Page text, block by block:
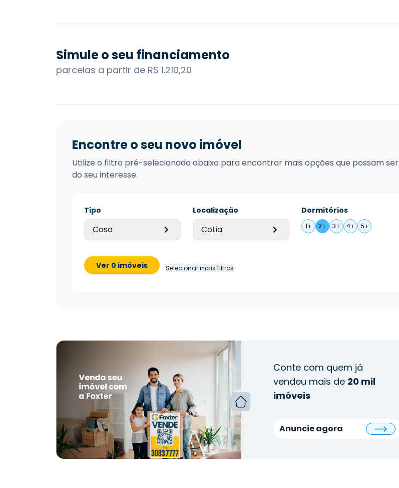
Simule o seu financiamento
parcelas a partir de R$ 1.210,20
Encontre o seu novo imóvel
Utilize o filtro pré-selecionado abaixo para encontrar mais opções que possam ser
do seu interesse.
Tipo
Casa
Localização
Cotia
Dormitórios
1+ 2+ 3+ 4+ 5+
Ver 0 imóveis Selecionar mais filtros
Conte com quem já
vendeu mais de 20 mil
imóveis
Anuncie agora